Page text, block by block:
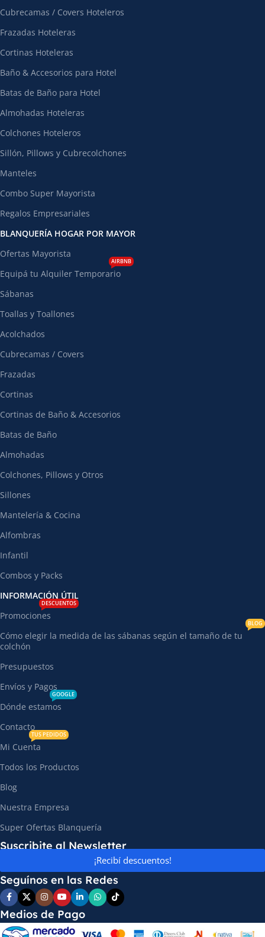
Cubrecamas / Covers Hoteleros
Frazadas Hoteleras
Cortinas Hoteleras
Baño & Accesorios para Hotel
Batas de Baño para Hotel
Almohadas Hoteleras
Colchones Hoteleros
Sillón, Pillows y Cubrecolchones
Manteles
Combo Super Mayorista
Regalos Empresariales
BLANQUERÍA HOGAR POR MAYOR
Ofertas Mayorista
Equipá tu Alquiler Temporario
AIRBNB
Sábanas
Toallas y Toallones
Acolchados
Cubrecamas / Covers
Frazadas
Cortinas
Cortinas de Baño & Accesorios
Batas de Baño
Almohadas
Colchones, Pillows y Otros
Sillones
Mantelería & Cocina
Alfombras
Infantil
Combos y Packs
INFORMACIÓN ÚTIL
Promociones
DESCUENTOS
Cómo elegir la medida de las sábanas según el tamaño de tu
colchón
BLOG
Presupuestos
Envíos y Pagos
Dónde estamos
GOOGLE
Contacto
Mi Cuenta
TUS PEDIDOS
Todos los Productos
Blog
Nuestra Empresa
Super Ofertas Blanquería
Suscribite al Newsletter
¡Recibí descuentos!
Seguínos en las Redes
Medios de Pago